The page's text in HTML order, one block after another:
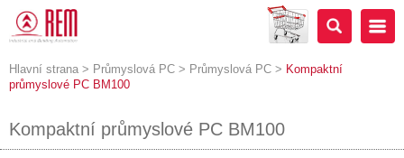
Hlavní strana > Průmyslová PC > Průmyslová PC > Kompaktní
průmyslové PC BM100
Kompaktní průmyslové PC BM100